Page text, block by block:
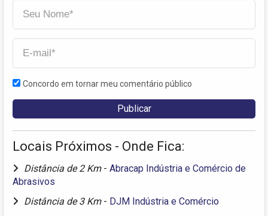
Concordo em tornar meu comentário público
Locais Próximos - Onde Fica:
Distância de 2 Km - Abracap Indústria e Comércio de
Abrasivos
Distância de 3 Km - DJM Indústria e Comércio